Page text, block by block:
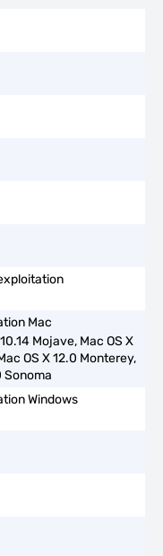
Mojave, Mac OS X
OS X 12.0 Monterey,
Sonoma